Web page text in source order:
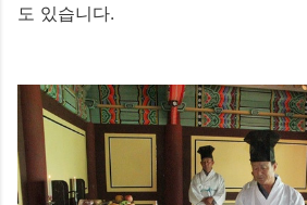
도 있습니다.